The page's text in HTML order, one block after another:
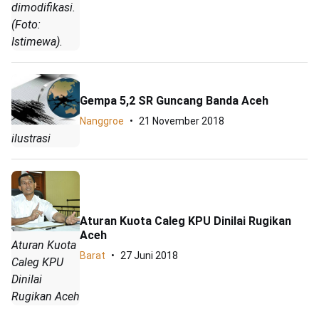
dimodifikasi.
(Foto:
Istimewa).
ilustrasi
Gempa 5,2 SR Guncang Banda Aceh
Nanggroe 21 November 2018
Aturan Kuota
Caleg KPU
Dinilai
Rugikan Aceh
Aturan Kuota Caleg KPU Dinilai Rugikan
Aceh
Barat 27 Juni 2018